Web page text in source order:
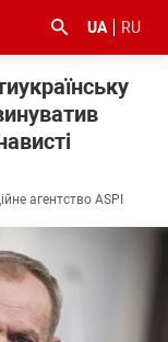
UA RU
агентство ASPI